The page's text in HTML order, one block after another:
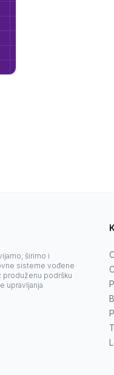
širimo i
sisteme vođene
produženu podršku
upravljanja